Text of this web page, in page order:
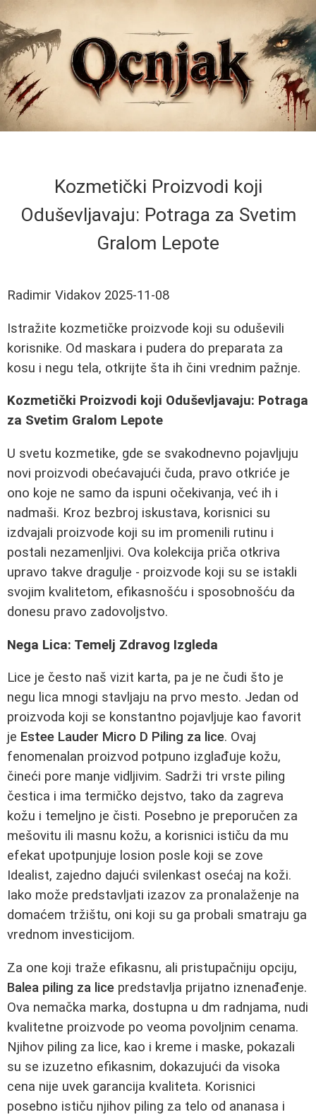
Kozmetički Proizvodi koji
Oduševljavaju: Potraga za Svetim
Gralom Lepote
Radimir Vidakov 2025-11-08
Istražite kozmetičke proizvode koji su oduševili
korisnike. Od maskara i pudera do preparata za
kosu i negu tela, otkrijte šta ih čini vrednim pažnje.
Kozmetički Proizvodi koji Oduševljavaju: Potraga
za Svetim Gralom Lepote
U svetu kozmetike, gde se svakodnevno pojavljuju
novi proizvodi obećavajući čuda, pravo otkriće je
ono koje ne samo da ispuni očekivanja, već ih i
nadmaši. Kroz bezbroj iskustava, korisnici su
izdvajali proizvode koji su im promenili rutinu i
postali nezamenljivi. Ova kolekcija priča otkriva
upravo takve dragulje - proizvode koji su se istakli
svojim kvalitetom, efikasnošću i sposobnošću da
donesu pravo zadovoljstvo.
Nega Lica: Temelj Zdravog Izgleda
Lice je često naš vizit karta, pa je ne čudi što je
negu lica mnogi stavljaju na prvo mesto. Jedan od
proizvoda koji se konstantno pojavljuje kao favorit
je Estee Lauder Micro D Piling za lice. Ovaj
fenomenalan proizvod potpuno izglađuje kožu,
čineći pore manje vidljivim. Sadrži tri vrste piling
čestica i ima termičko dejstvo, tako da zagreva
kožu i temeljno je čisti. Posebno je preporučen za
mešovitu ili masnu kožu, a korisnici ističu da mu
efekat upotpunjuje losion posle koji se zove
Idealist, zajedno dajući svilenkast osećaj na koži.
Iako može predstavljati izazov za pronalaženje na
domaćem tržištu, oni koji su ga probali smatraju ga
vrednom investicijom.
Za one koji traže efikasnu, ali pristupačniju opciju,
Balea piling za lice predstavlja prijatno iznenađenje.
Ova nemačka marka, dostupna u dm radnjama, nudi
kvalitetne proizvode po veoma povoljnim cenama.
Njihov piling za lice, kao i kreme i maske, pokazali
su se izuzetno efikasnim, dokazujući da visoka
cena nije uvek garancija kvaliteta. Korisnici
posebno ističu njihov piling za telo od ananasa i